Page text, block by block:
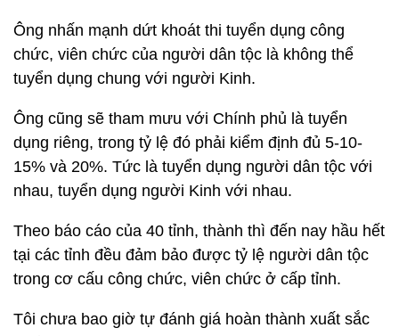
Ông nhấn mạnh dứt khoát thi tuyển dụng công
chức, viên chức của người dân tộc là không thể
tuyển dụng chung với người Kinh.
Ông cũng sẽ tham mưu với Chính phủ là tuyển
dụng riêng, trong tỷ lệ đó phải kiểm định đủ 5-10-
15% và 20%. Tức là tuyển dụng người dân tộc với
nhau, tuyển dụng người Kinh với nhau.
Theo báo cáo của 40 tỉnh, thành thì đến nay hầu hết
tại các tỉnh đều đảm bảo được tỷ lệ người dân tộc
trong cơ cấu công chức, viên chức ở cấp tỉnh.
Tôi chưa bao giờ tự đánh giá hoàn thành xuất sắc